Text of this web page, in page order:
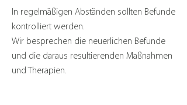
In regelmäßigen Abständen sollten Befunde
kontrolliert werden.
Wir besprechen die neuerlichen Befunde
und die daraus resultierenden Maßnahmen
und Therapien.